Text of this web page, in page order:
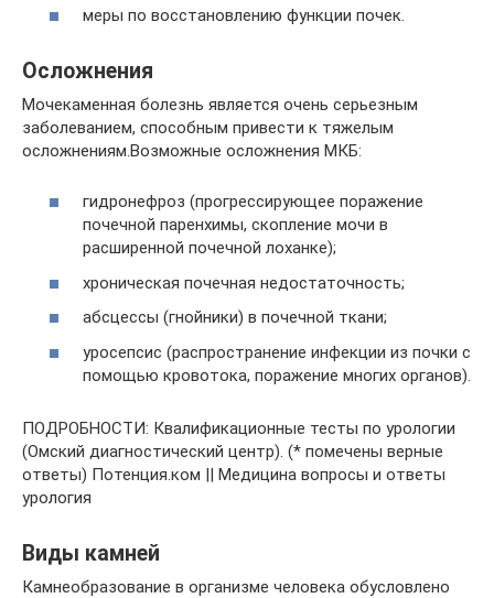
меры по восстановлению функции почек.
Осложнения
Мочекаменная болезнь является очень серьезным
заболеванием, способным привести к тяжелым
осложнениям.Возможные осложнения МКБ:
гидронефроз (прогрессирующее поражение
почечной паренхимы, скопление мочи в
расширенной почечной лоханке);
хроническая почечная недостаточность;
абсцессы (гнойники) в почечной ткани;
уросепсис (распространение инфекции из почки с
помощью кровотока, поражение многих органов).
ПОДРОБНОСТИ: Квалификационные тесты по урологии
(Омский диагностический центр). (* помечены верные
ответы) Потенция.ком || Медицина вопросы и ответы
урология
Виды камней
Камнеобразование в организме человека обусловлено